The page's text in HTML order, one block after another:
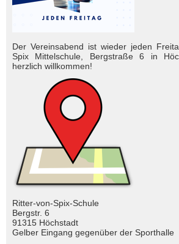
Der Vereinsabend ist wieder jeden
Spix Mittelschule, Bergstraße 6 in
herzlich will­kom­men!
Ritter-von-Spix-Schule
Bergstr. 6
91315 Höchstadt
Gelber Eingang gegenüber der Sporthalle